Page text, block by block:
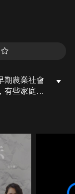
期農業社會
有些家庭因
不易。師傅
」人們生命